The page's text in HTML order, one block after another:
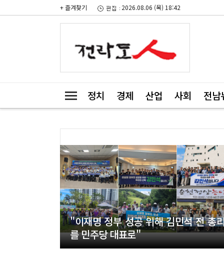
+ 즐겨찾기 2026.08.06 (목) 18:42
정치 경제 산업 사회 전남
"이재명 정부 성공 위해 김민석 전 총
를 민주당 대표로"